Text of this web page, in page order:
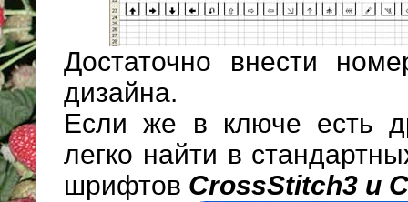
Достаточно внести
дизайна.
Если же в ключе есть
легко найти в
шрифтов CrossStitch3 и